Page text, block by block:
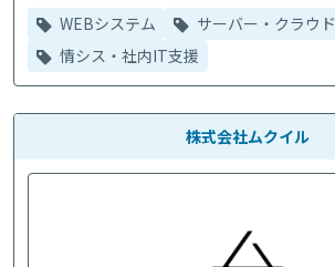
WEBシステム
サーバー・クラウド
情シス・社内IT支援
株式会社ムクイル